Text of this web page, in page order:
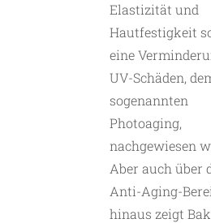
Elastizität und
Hautfestigkeit
eine
UV-Schäden,
sogenannten
Photoaging,
nachgewiesen
Aber auch über
Anti-Aging-
hinaus zeigt